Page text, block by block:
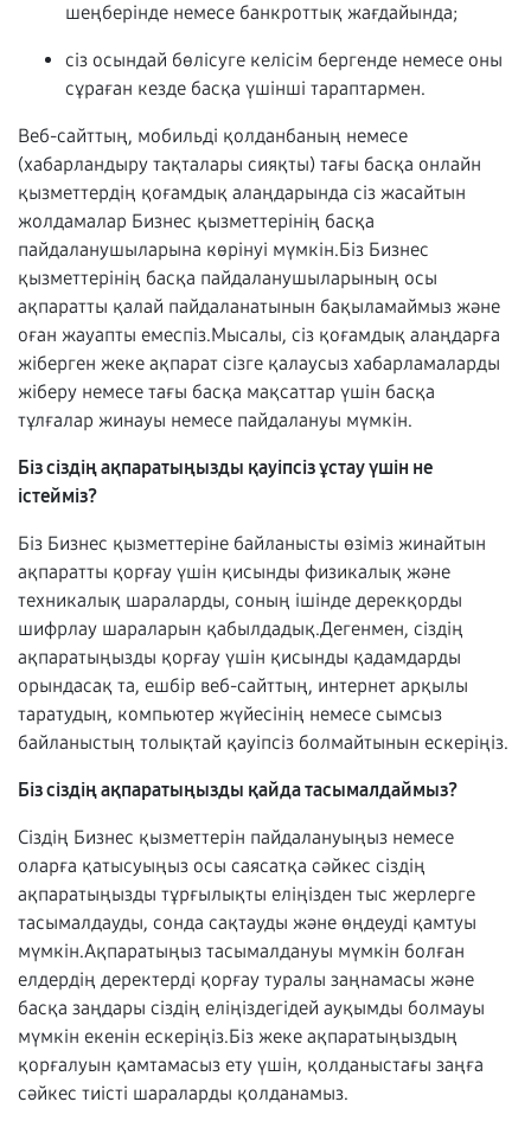
шеңберінде немесе банкроттық жағдайында;
сіз осындай бөлісуге келісім бергенде немесе оны
сұраған кезде басқа үшінші тараптармен.
Веб-сайттың, мобильді қолданбаның немесе
(хабарландыру тақталары сияқты) тағы басқа онлайн
қызметтердің қоғамдық алаңдарында сіз жасайтын
жолдамалар Бизнес қызметтерінің басқа
пайдаланушыларына көрінуі мүмкін.Біз Бизнес
қызметтерінің басқа пайдаланушыларының осы
ақпаратты қалай пайдаланатынын бақыламаймыз және
оған жауапты емеспіз.Мысалы, сіз қоғамдық алаңдарға
жіберген жеке ақпарат сізге қалаусыз хабарламаларды
жіберу немесе тағы басқа мақсаттар үшін басқа
тұлғалар жинауы немесе пайдалануы мүмкін.
Біз сіздің ақпаратыңызды қауіпсіз ұстау үшін не
істейміз?
Біз Бизнес қызметтеріне байланысты өзіміз жинайтын
ақпаратты қорғау үшін қисынды физикалық және
техникалық шараларды, соның ішінде дерекқорды
шифрлау шараларын қабылдадық.Дегенмен, сіздің
ақпаратыңызды қорғау үшін қисынды қадамдарды
орындасақ та, ешбір веб-сайттың, интернет арқылы
таратудың, компьютер жүйесінің немесе сымсыз
байланыстың толықтай қауіпсіз болмайтынын ескеріңіз.
Біз сіздің ақпаратыңызды қайда тасымалдаймыз?
Сіздің Бизнес қызметтерін пайдалануыңыз немесе
оларға қатысуыңыз осы саясатқа сәйкес сіздің
ақпаратыңызды тұрғылықты еліңізден тыс жерлерге
тасымалдауды, сонда сақтауды және өңдеуді қамтуы
мүмкін.Ақпаратыңыз тасымалдануы мүмкін болған
елдердің деректерді қорғау туралы заңнамасы және
басқа заңдары сіздің еліңіздегідей ауқымды болмауы
мүмкін екенін ескеріңіз.Біз жеке ақпаратыңыздың
қорғалуын қамтамасыз ету үшін, қолданыстағы заңға
сәйкес тиісті шараларды қолданамыз.